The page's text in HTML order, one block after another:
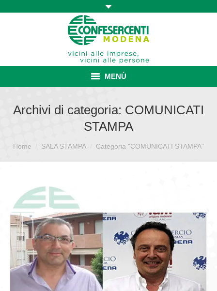
MENÙ
ASSOCIAZIONE
ISCRIZIONE E VANTAGGI
CATEGORIE SINDACALI
SERVIZI
GIOVEDÌ GASTRONOMICI
COMUNICATI E NEWS
CONTATTI
Archivi di categoria: COMUNICATI
STAMPA
Sei qui:
Home SALA STAMPA Categoria "COMUNICATI STAMPA"